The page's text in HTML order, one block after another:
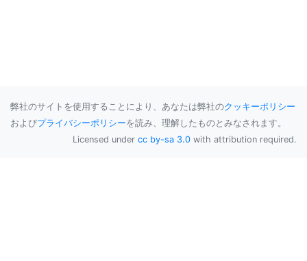
弊社のサイトを使用することにより、あなたは弊社のクッキーポリシー
およびプライバシーポリシーを読み、理解したものとみなされます。
Licensed under cc by-sa 3.0 with attribution required.